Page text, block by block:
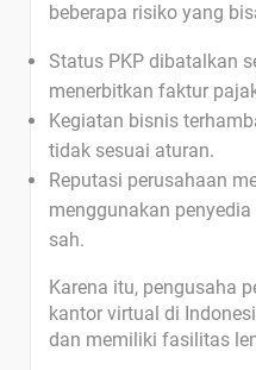
beberapa risiko yang
Status PKP dibatalkan
menerbitkan faktur
Kegiatan bisnis
tidak sesuai aturan.
Reputasi perusahaan
menggunakan
sah.
Karena itu, pengusaha
kantor virtual di
dan memiliki fasilitas